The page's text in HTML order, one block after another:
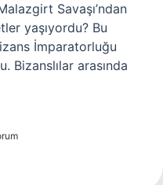
Savaşı’ndan
yaşıyordu? Bu
İmparatorluğu
Bizanslılar arasında